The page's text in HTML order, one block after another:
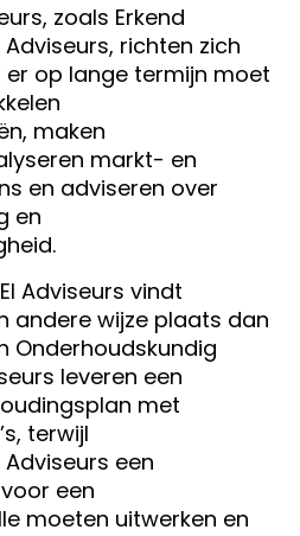
zoals Erkend
richten zich
op lange termijn moet
maken
markt- en
en adviseren over
en
Adviseurs vindt
andere wijze plaats dan
Onderhoudskundig
leveren een
met
terwijl
een
een
moeten uitwerken en